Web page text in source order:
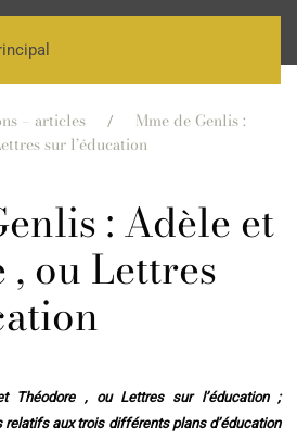
– articles
Mme de Genlis :
sur l’éducation
: Adèle et
ou Lettres
Théodore , ou Lettres sur l’éducation ;
aux trois différents plans d’éducation